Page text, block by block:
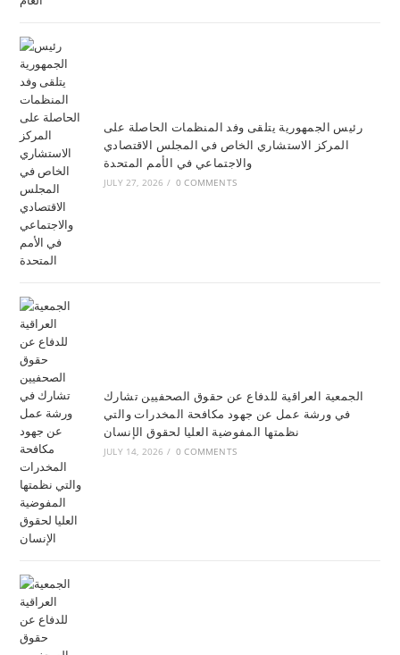
رئيس الجمهورية يتلقى وفد المنظمات الحاصلة على
المركز الاستشاري الخاص في المجلس الاقتصادي
والاجتماعي في الأمم المتحدة
JULY 27, 2026 / 0 COMMENTS
الجمعية العراقية للدفاع عن حقوق الصحفيين تشارك
في ورشة عمل عن جهود مكافحة المخدرات والتي
JULY 14, 2026 / 0 COMMENTS